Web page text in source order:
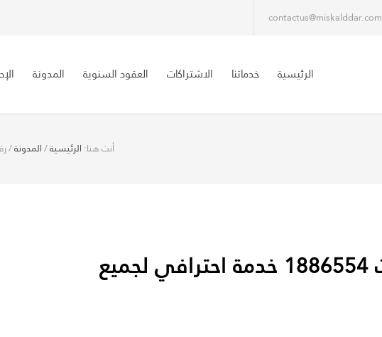
contactus@miskalddar.com
الرئيسية خدماتنا الاشتراكات العقود السنوية المدونة
أنت هنا: الرئيسية/المدونة/
رقم سباك صحي الكويت 1886554 خدمة احترافي لجميع